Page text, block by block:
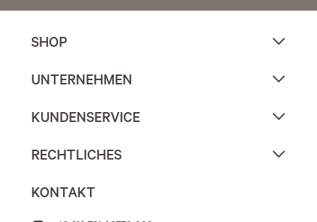
SHOP
UNTERNEHMEN
KUNDENSERVICE
RECHTLICHES
KONTAKT